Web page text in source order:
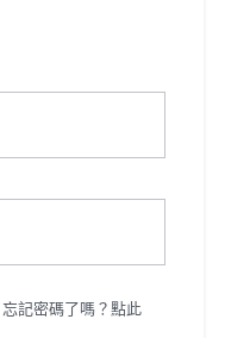
忘記密碼了嗎？點此